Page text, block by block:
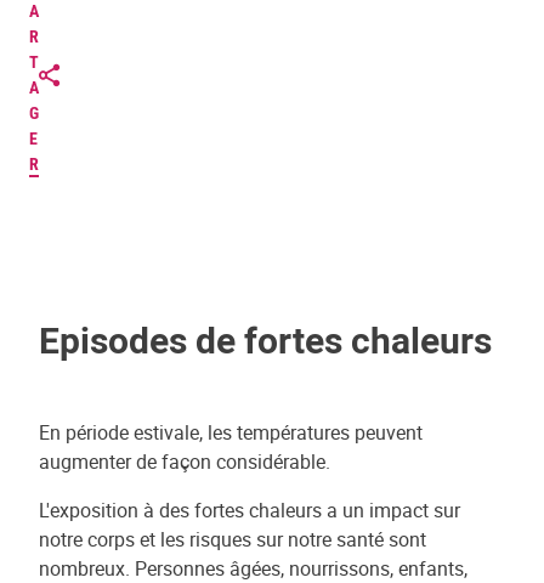
A
R
T
A
G
E
R
Episodes de fortes chaleurs
En période estivale, les températures peuvent
augmenter de façon considérable.
L'exposition à des fortes chaleurs a un impact sur
notre corps et les risques sur notre santé sont
nombreux. Personnes âgées, nourrissons, enfants,